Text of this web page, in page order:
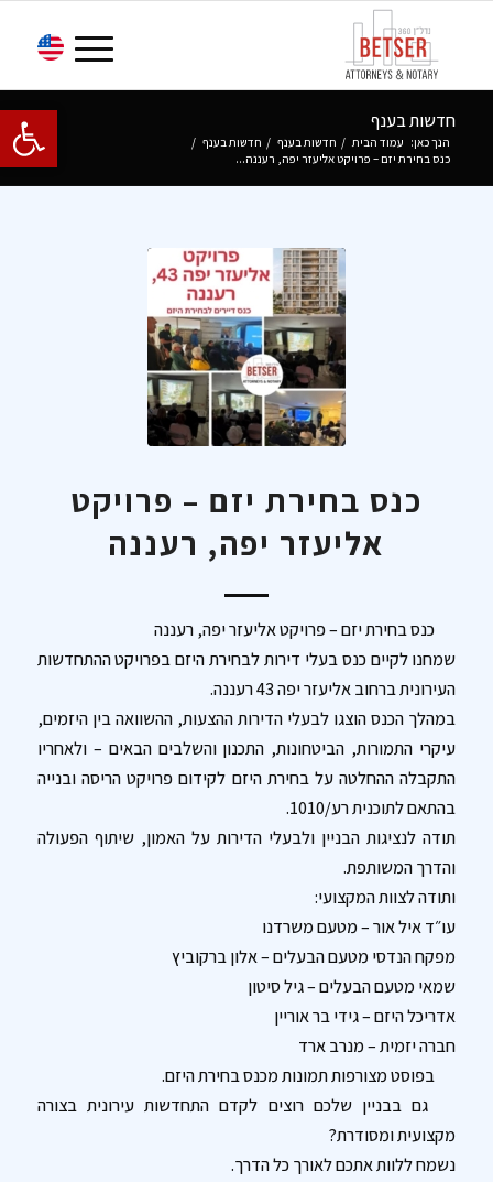
פתח חדשות בענף
הנך כאן: עמוד הבית / חדשות בענף / חדשות בענף /
כנס בחירת יזם – פרויקט אליעזר יפה, רעננה...
כנס בחירת יזם – פרויקט
אליעזר יפה, רעננה
כנס בחירת יזם – פרויקט אליעזר יפה, רעננה
שמחנו לקיים כנס בעלי דירות לבחירת היזם בפרויקט ההתחדשות
העירונית ברחוב אליעזר יפה 43 רעננה.
במהלך הכנס הוצגו לבעלי הדירות ההצעות, ההשוואה בין היזמים,
עיקרי התמורות, הביטחונות, התכנון והשלבים הבאים – ולאחריו
התקבלה ההחלטה על בחירת היזם לקידום פרויקט הריסה ובנייה
בהתאם לתוכנית רע/1010.
תודה לנציגות הבניין ולבעלי הדירות על האמון, שיתוף הפעולה
והדרך המשותפת.
ותודה לצוות המקצועי:
עו״ד איל אור – מטעם משרדנו
מפקח הנדסי מטעם הבעלים – אלון ברקוביץ
שמאי מטעם הבעלים – גיל סיטון
אדריכל היזם – גידי בר אוריין
חברה יזמית – מנרב ארד
בפוסט מצורפות תמונות מכנס בחירת היזם.
גם בבניין שלכם רוצים לקדם התחדשות עירונית בצורה
מקצועית ומסודרת?
נשמח ללוות אתכם לאורך כל הדרך.